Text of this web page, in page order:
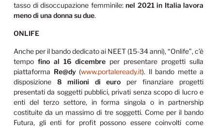
tasso di disoccupazione femminile: nel 2021 in Italia lavora
meno di una donna su due.
ONLIFE
Anche per il bando dedicato ai NEET (15-34 anni), “Onlife”, c’è
tempo fino al 16 dicembre per presentare progetti sulla
piattaforma Re@dy(www.portaleready.it). Il bando mette a
disposizione 8 milioni di euro per finanziare progetti
presentati da soggetti pubblici, privati senza scopo di lucro e
enti del terzo settore, in forma singola o in partnership
costituite da un massimo di tre soggetti. Come per il bando
Futura, gli enti for profit possono essere coinvolti come